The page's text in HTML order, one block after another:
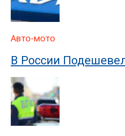
Авто-мото
В России